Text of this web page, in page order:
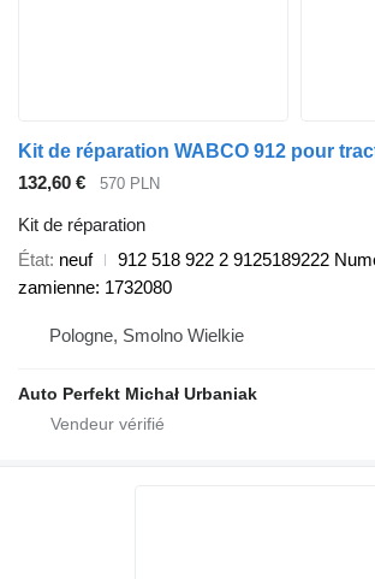
132,60 € 570 PLN
Kit de réparation
État neuf
912 518 922 2 9125189222
zamienne: 1732080
Pologne, Smolno Wielkie
Auto Perfekt Michał Urbaniak